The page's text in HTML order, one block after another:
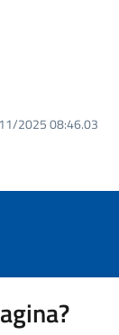
2025 08:46.03